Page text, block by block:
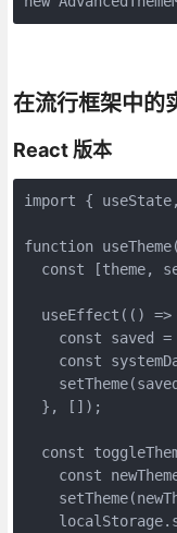
在流行框架中的
React 版本
import {
function
const [theme,
useEffect(() =>
const saved =
const
  }, []);
const
const